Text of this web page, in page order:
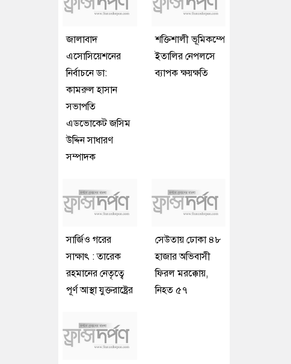
জালাবাদ
এসোসিয়েশনের
নির্বাচনে ডা:
কামরুল হাসান
সভাপতি
এডভোকেট জসিম
উদ্দিন সাধারণ
সম্পাদক
শক্তিশালী ভূমিকম্পে
ইতালির নেপলসে
ব্যাপক ক্ষয়ক্ষতি
সার্জিও গরের
সাক্ষাৎ : তারেক
রহমানের নেতৃত্বে
পূর্ণ আস্থা যুক্তরাষ্ট্রের
সেউতায় ঢোকা ৪৮
হাজার অভিবাসী
ফিরল মরক্কোয়,
নিহত ৫৭